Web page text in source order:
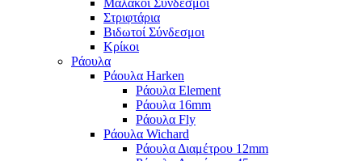
Μαλακοί Σύνδεσμοι
Στριφτάρια
Βιδωτοί Σύνδεσμοι
Κρίκοι
Ράουλα
Ράουλα Harken
Ράουλα Element
Ράουλα 16mm
Ράουλα Fly
Ράουλα Wichard
Ράουλα Διαμέτρου 12mm